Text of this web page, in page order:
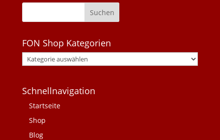
FON Shop Kategorien
Schnellnavigation
Startseite
Shop
Blog